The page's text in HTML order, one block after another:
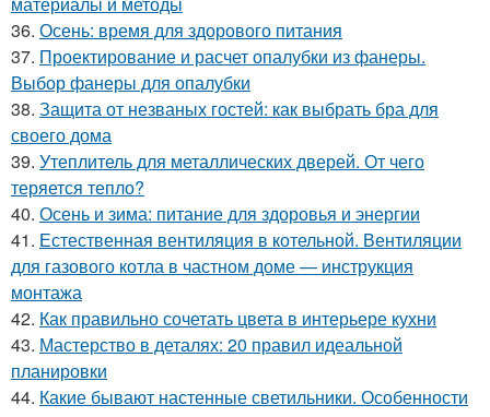
36. Осень: время для здорового питания
37. Проектирование и расчет опалубки из фанеры.
Выбор фанеры для опалубки
38. Защита от незваных гостей: как выбрать бра для
своего дома
39. Утеплитель для металлических дверей. От чего
теряется тепло?
40. Осень и зима: питание для здоровья и энергии
41. Естественная вентиляция в котельной. Вентиляции
для газового котла в частном доме — инструкция
монтажа
42. Как правильно сочетать цвета в интерьере кухни
43. Мастерство в деталях: 20 правил идеальной
планировки
44. Какие бывают настенные светильники. Особенности